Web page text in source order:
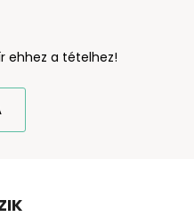
ehhez a tételhez!